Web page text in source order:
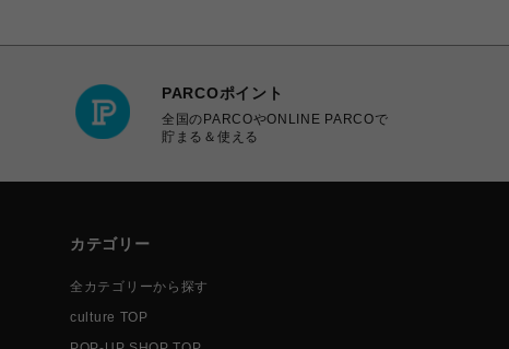
PARCOポイント
全国のPARCOやONLINE PARCOで
貯まる＆使える
カテゴリー
全カテゴリーから探す
culture TOP